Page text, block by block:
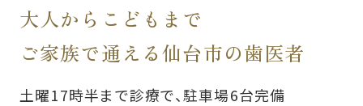
大人からこどもまで
ご家族で通える仙台市の歯医者
土曜17時半まで診療で、駐車場6台完備